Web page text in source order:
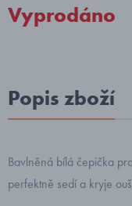
Vyprodáno
Popis zboží
Bavlněná bílá čepička
perfektně sedí a kryje